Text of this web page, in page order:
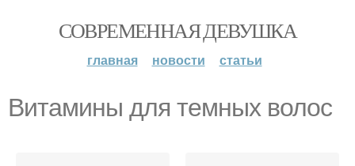
СОВРЕМЕННАЯ ДЕВУШКА
главная новости статьи
Витамины для темных волос